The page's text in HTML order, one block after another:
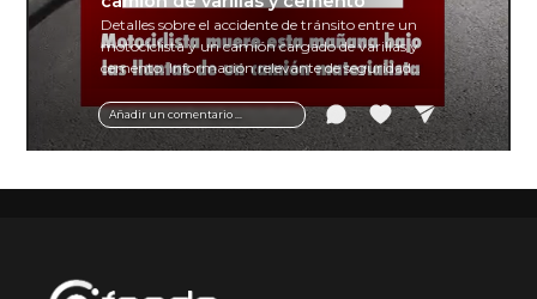
Añadir un comentario ...
Detalles sobre el accidente de tránsito entre un
motociclista y un camión cargado de varillas y
cemento. Información relevante de seguridad
vial y recomendaciones para motociclistas.